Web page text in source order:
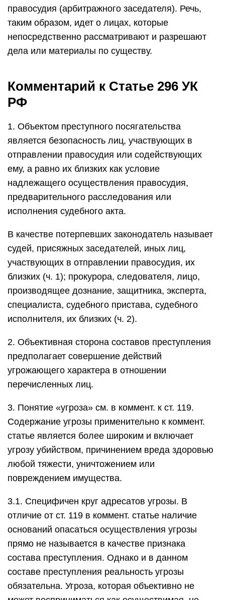
правосудия (арбитражного заседателя). Речь,
таким образом, идет о лицах, которые
непосредственно рассматривают и разрешают
дела или материалы по существу.
Комментарий к Статье 296 УК
РФ
1. Объектом преступного посягательства
является безопасность лиц, участвующих в
отправлении правосудия или содействующих
ему, а равно их близких как условие
надлежащего осуществления правосудия,
предварительного расследования или
исполнения судебного акта.
В качестве потерпевших законодатель называет
судей, присяжных заседателей, иных лиц,
участвующих в отправлении правосудия, их
близких (ч. 1); прокурора, следователя, лицо,
производящее дознание, защитника, эксперта,
специалиста, судебного пристава, судебного
исполнителя, их близких (ч. 2).
2. Объективная сторона составов преступления
предполагает совершение действий
угрожающего характера в отношении
перечисленных лиц.
3. Понятие «угроза» см. в коммент. к ст. 119.
Содержание угрозы применительно к коммент.
статье является более широким и включает
угрозу убийством, причинением вреда здоровью
любой тяжести, уничтожением или
повреждением имущества.
3.1. Специфичен круг адресатов угрозы. В
отличие от ст. 119 в коммент. статье наличие
оснований опасаться осуществления угрозы
прямо не называется в качестве признака
состава преступления. Однако и в данном
составе преступления реальность угрозы
обязательна. Угроза, которая объективно не